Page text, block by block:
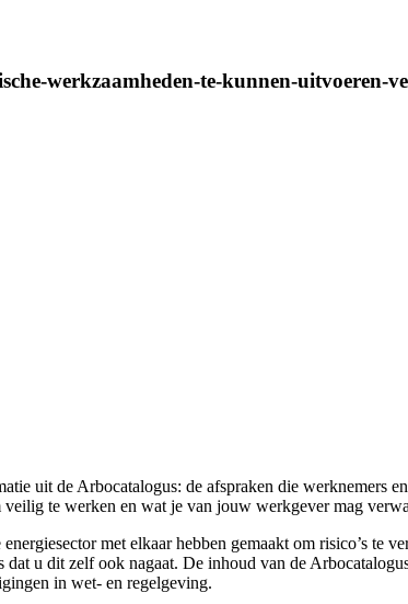
werkzaamheden-te-kunnen-uitvoeren-
uit de Arbocatalogus: de afspraken die werknemers
te werken en wat je van jouw werkgever mag
met elkaar hebben gemaakt om risico’s
u dit zelf ook nagaat. De inhoud van de
in wet- en regelgeving.